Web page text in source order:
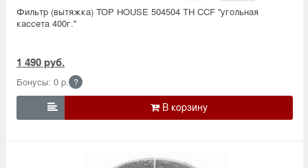
Фильтр (вытяжка) TOP HOUSE 504504 TH CCF ''угольная
кассета 400г.''
1 490 руб.
Бонусы: 0 р. ?
